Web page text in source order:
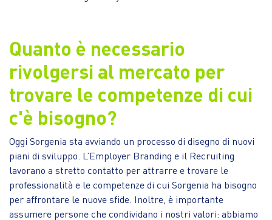
Quanto è necessario
rivolgersi al mercato per
trovare le competenze di cui
c'è bisogno?
Oggi Sorgenia sta avviando un processo di disegno di nuovi
piani di sviluppo. L’Employer Branding e il Recruiting
lavorano a stretto contatto per attrarre e trovare le
professionalità e le competenze di cui Sorgenia ha bisogno
per affrontare le nuove sfide. Inoltre, è importante
assumere persone che condividano i nostri valori: abbiamo